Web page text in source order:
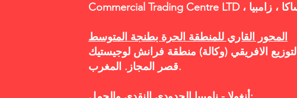
المحور القاري للمنطقة الحرة بطنجة المتوسط
التوزيع الافريقي (وكالة) منطقة فرانش لوجيستيك
قصر المجاز. المغرب.